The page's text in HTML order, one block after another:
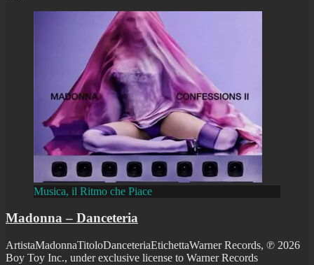
Musica, il Ritmo che Piace
Madonna – Danceteria
ArtistaMadonnaTitoloDanceteriaEtichettaWarner Records, ℗ 2026
Boy Toy Inc., under exclusive license to Warner Records